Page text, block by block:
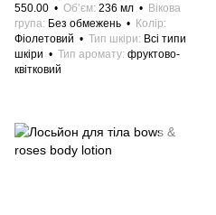
550.00
Об’єм 236 мл
Вікова
група Без обмежень
Колір
Фіолетовий
Тип шкіри
Всі типи
шкіри
Тип аромату фруктово-
квітковий